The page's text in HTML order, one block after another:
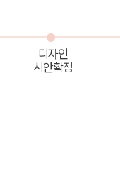
디자인
시안확정